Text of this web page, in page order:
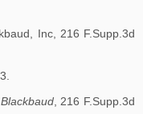
Inc, 216 F.Supp.3d
Blackbaud, 216 F.Supp.3d